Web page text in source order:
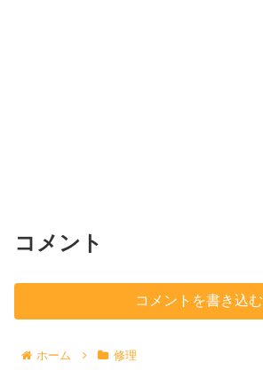
コメント
コメントを書き込む
ホーム 修理